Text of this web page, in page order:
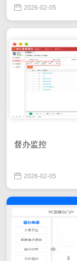
2026-02-05
督办监控
2026-02-05